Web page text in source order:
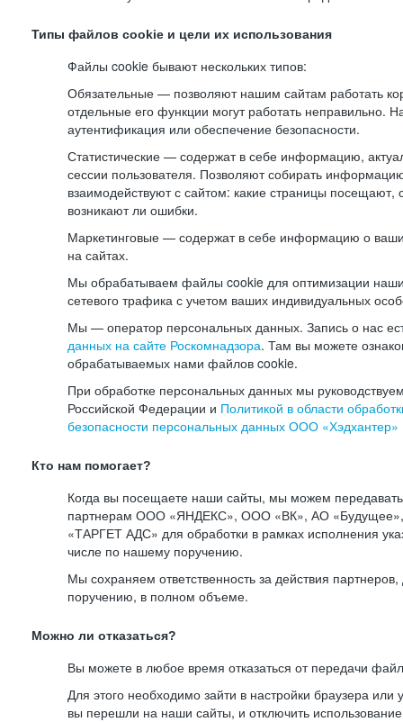
Типы файлов cookie и цели их использования
Файлы cookie бывают нескольких типов:
Обязательные — позволяют нашим сайтам работать
отдельные его функции могут работать неправильно.
аутентификация или обеспечение безопасности.
Статистические — содержат в себе информацию,
сессии пользователя. Позволяют собирать
взаимодействуют с сайтом: какие страницы посещают,
возникают ли ошибки.
Маркетинговые — содержат в себе информацию о
на сайтах.
Мы обрабатываем файлы cookie для оптимизации
сетевого трафика с учетом ваших индивидуальных
Мы — оператор персональных данных. Запись о нас
данных на сайте Роскомнадзора. Там вы можете
обрабатываемых нами файлов cookie.
При обработке персональных данных мы
Российской Федерации и Политикой в области
безопасности персональных данных ООО «Хэдхантер»
Кто нам помогает?
Когда вы посещаете наши сайты, мы можем
партнерам ООО «ЯНДЕКС», ООО «ВК», АО
«ТАРГЕТ АДС» для обработки в рамках исполнения
числе по нашему поручению.
Мы сохраняем ответственность за действия
поручению, в полном объеме.
Можно ли отказаться?
Вы можете в любое время отказаться от передачи
Для этого необходимо зайти в настройки браузера или
вы перешли на наши сайты, и отключить